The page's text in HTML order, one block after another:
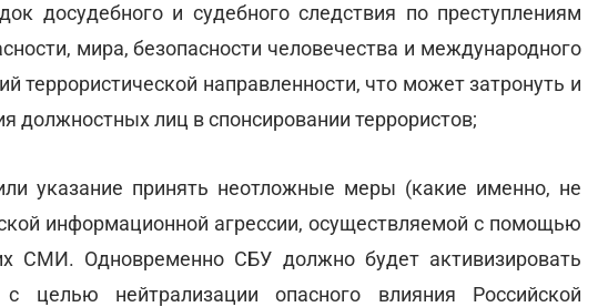
досудебного и судебного следствия по преступлениям
мира, безопасности человечества и международного
террористической направленности, что может затронуть и
должностных лиц в спонсировании террористов;
указание принять неотложные меры (какие именно, не
информационной агрессии, осуществляемой с помощью
СМИ. Одновременно СБУ должно будет активизировать
с целью нейтрализации опасного влияния Российской